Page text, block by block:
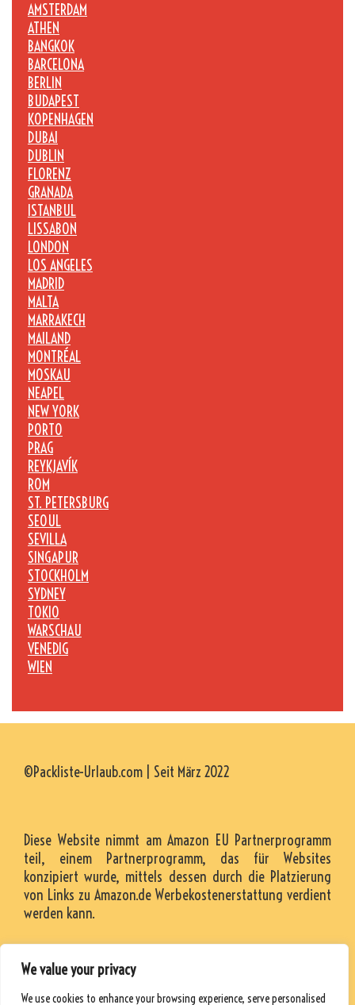
We value your privacy
We use cookies to enhance your browsing experience, serve personalised
AMSTERDAM
ATHEN
BANGKOK
BARCELONA
BERLIN
BUDAPEST
KOPENHAGEN
DUBAI
DUBLIN
FLORENZ
GRANADA
ISTANBUL
LISSABON
LONDON
LOS ANGELES
MADRID
MALTA
MARRAKECH
MAILAND
MONTRÉAL
MOSKAU
NEAPEL
NEW YORK
PORTO
PRAG
REYKJAVÍK
ROM
ST. PETERSBURG
SEOUL
SEVILLA
SINGAPUR
STOCKHOLM
SYDNEY
TOKIO
WARSCHAU
VENEDIG
WIEN
©Packliste-Urlaub.com | Seit März 2022
Diese Website nimmt am Amazon EU Partnerprogramm
teil, einem Partnerprogramm, das für Websites
konzipiert wurde, mittels dessen durch die Platzierung
von Links zu Amazon.de Werbekostenerstattung verdient
werden kann.